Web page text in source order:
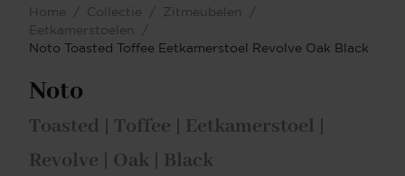
Home / Collectie / Zitmeubelen
/
Eetkamerstoelen
/
Noto Toasted Toffee Eetkamerstoel Revolve Oak Black
Noto
Toasted | Toffee | Eetkamerstoel |
Revolve | Oak | Black